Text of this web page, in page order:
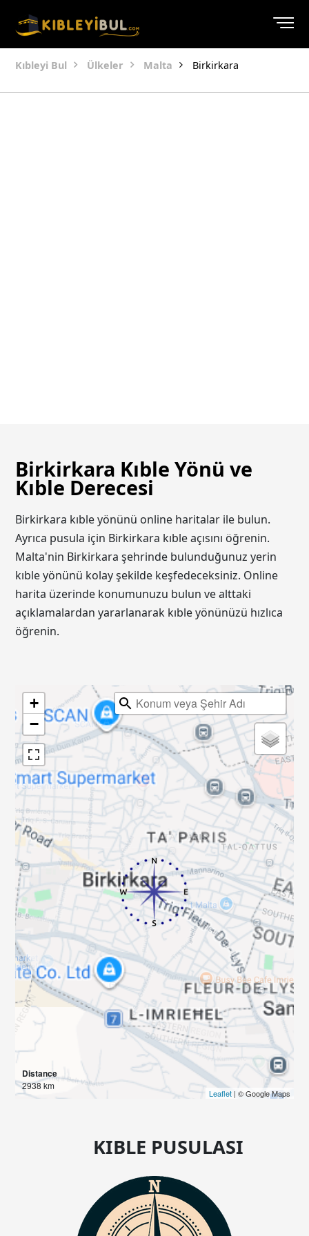
Kıbleyi Bul Ülkeler Malta Birkirkara
Birkirkara Kıble Yönü ve
Kıble Derecesi
Birkirkara kıble yönünü online haritalar ile bulun.
Ayrıca pusula için Birkirkara kıble açısını öğrenin.
Malta'nin Birkirkara şehrinde bulunduğunuz yerin
kıble yönünü kolay şekilde keşfedeceksiniz. Online
harita üzerinde konumunuzu bulun ve alttaki
açıklamalardan yararlanarak kıble yönünüzü hızlıca
öğrenin.
+
−
Distance
2938 km
Leaflet| © Google Maps
KIBLE PUSULASI